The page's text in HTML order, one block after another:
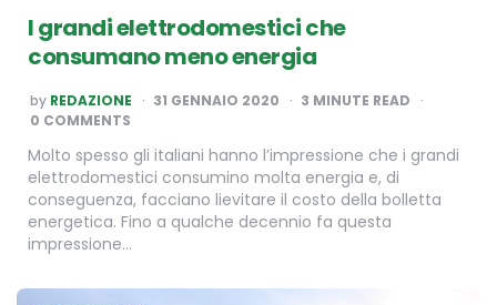
I grandi elettrodomestici che
consumano meno energia
POSTED
BY
by REDAZIONE 31 GENNAIO 2020 3 MINUTE READ
0 COMMENTS
Molto spesso gli italiani hanno l’impressione che i grandi
elettrodomestici consumino molta energia e, di
conseguenza, facciano lievitare il costo della bolletta
energetica. Fino a qualche decennio fa questa
impressione…